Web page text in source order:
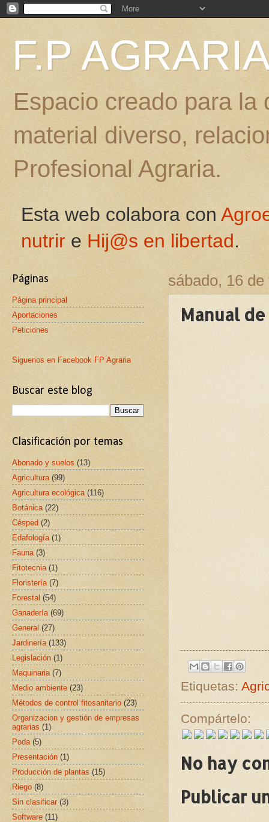
F.P
Espacio creado para
material diverso,
Profesional Agraria.
Esta web colabora con
nutrir e Hij@s en libertad.
sábado, 16
Manual
Etiquetas:
Compártelo:
No hay
Publicar
Páginas
Página principal
Aportaciones
Peticiones
Siguenos en Facebook FP Agraria
Buscar este blog
Clasificación por temas
Abonado y suelos (13)
Agricultura (99)
Agricultura ecológica (116)
Botánica (22)
Césped (2)
Edafología (1)
Fauna (3)
Fitotecnia (1)
Floristería (7)
Forestal (54)
Ganadería (69)
General (27)
Jardinería (133)
Legislación (1)
Maquinaria (7)
Medio ambiente (23)
Métodos de control fitosanitario (23)
Organizacion y gestión de empresas
agrarias (1)
Poda (5)
Presentación (1)
Producción de plantas (15)
Riego (8)
Sin clasificar (3)
Software (11)